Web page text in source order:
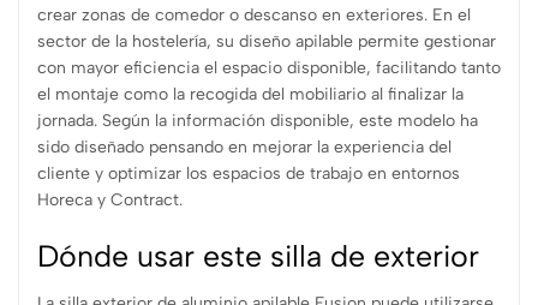
crear zonas de comedor o descanso en exteriores. En el
sector de la hostelería, su diseño apilable permite gestionar
con mayor eficiencia el espacio disponible, facilitando tanto
el montaje como la recogida del mobiliario al finalizar la
jornada. Según la información disponible, este modelo ha
sido diseñado pensando en mejorar la experiencia del
cliente y optimizar los espacios de trabajo en entornos
Horeca y Contract.
Dónde usar este silla de exterior